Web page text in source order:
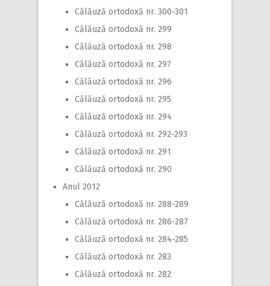
Călăuză ortodoxă nr. 300-301
Călăuză ortodoxă nr. 299
Călăuză ortodoxă nr. 298
Călăuză ortodoxă nr. 297
Călăuză ortodoxă nr. 296
Călăuză ortodoxă nr. 295
Călăuză ortodoxă nr. 294
Călăuză ortodoxă nr. 292-293
Călăuză ortodoxă nr. 291
Călăuză ortodoxă nr. 290
Anul 2012
Călăuză ortodoxă nr. 288-289
Călăuză ortodoxă nr. 286-287
Călăuză ortodoxă nr. 284-285
Călăuză ortodoxă nr. 283
Călăuză ortodoxă nr. 282